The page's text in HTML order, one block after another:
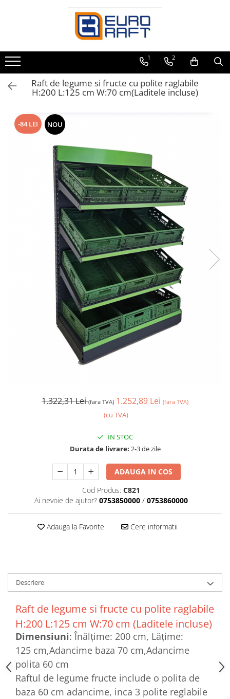
Refrigerare Comercială
Dulapuri Frigorifice 1 2
Raft de legume si fructe cu polite raglabile
H:200 L:125 cm W:70 cm(Laditele incluse)
-84 LEI NOU
1.322,31 Lei(fara TVA) 1.252,89 Lei (fara TVA)
(cu TVA)
IN STOC
Durata de livrare: 2-3 de zile
ADAUGA IN COS
Cod Produs: C821
Ai nevoie de ajutor? 0753850000 / 0753860000
Adauga la Favorite Cere informatii
Descriere
Raft de legume si fructe cu polite raglabile
H:200 L:125 cm W:70 cm (Laditele incluse)
Dimensiuni: Înălțime: 200 cm, Lățime:
125 cm,Adancime baza 70 cm,Adancime
polita 60 cm
Raftul de legume fructe include o polita de
baza 60 cm adancime, inca 3 polite reglabile